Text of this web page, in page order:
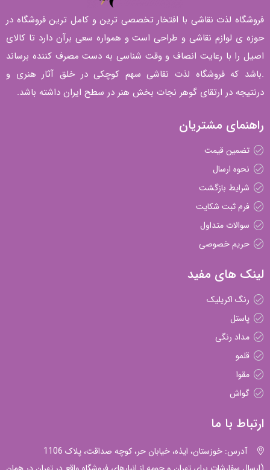
فروشگاه لذت نقاشی با افتخار تخصصی ترین و کامل ترین فروشگاه در
حوزه ی لوازم نقاشی و طراحی است و همواره سعی برآن دارد تا کالای
اصیل را با رعایت انصاف و وقت شناسی به دست مصرف کننده برساند
.باشد که فروشگاه لذت نقاشی سهم کوچکی در خلق آثار هنری و
درنتیجه در ارتقای گوهر نجات بخش هنر در سطح ایران داشته باشد.
راهنمای مشتریان
تضمین قیمت
نحوه ارسال
شرایط بازگشت
فرم ثبت شکایت
سوالات متداول
حریم خصوصی
لینک های مفید
رنگ اکریلیک
پاستل
مداد رنگی
قلمو
مقوا
گواش
ارتباط با ما
آدرس: خوزستان، ایذه، خیابان حر، کوچه صداقت، پلاک 1106